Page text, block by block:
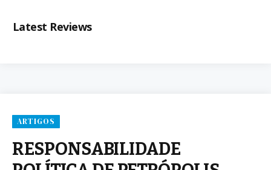
Latest Reviews
ARTIGOS
RESPONSABILIDADE